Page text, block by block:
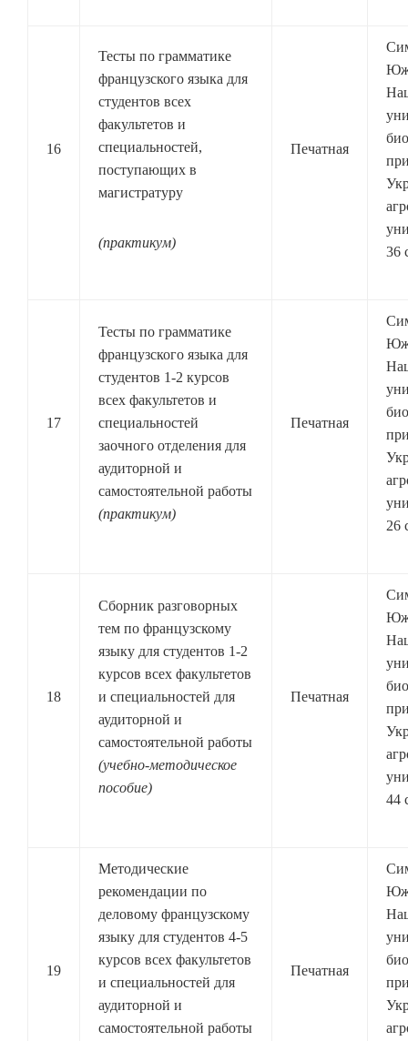
16
Тесты по грамматике
французского языка для
студентов всех
факультетов и
специальностей,
поступающих в
магистратуру
(практикум)
Печатная
36
17
Тесты по грамматике
французского языка для
студентов 1-2 курсов
всех факультетов и
специальностей
заочного отделения для
аудиторной и
самостоятельной работы
(практикум)
Печатная
26
18
Сборник разговорных
тем по французскому
языку для студентов 1-2
курсов всех факультетов
и специальностей для
аудиторной и
самостоятельной работы
(учебно-методическое
пособие)
Печатная
44
19
Методические
рекомендации по
деловому французскому
языку для студентов 4-5
курсов всех факультетов
и специальностей для
аудиторной и
самостоятельной работы
Печатная